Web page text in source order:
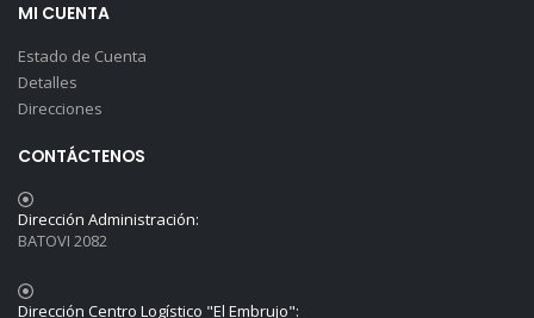
MI CUENTA
Estado de Cuenta
Detalles
Direcciones
CONTÁCTENOS
Dirección Administración:
BATOVI 2082
Dirección Centro Logístico "El Embrujo":